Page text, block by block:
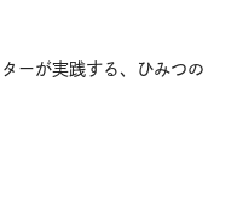
ーが実践する、ひみつの